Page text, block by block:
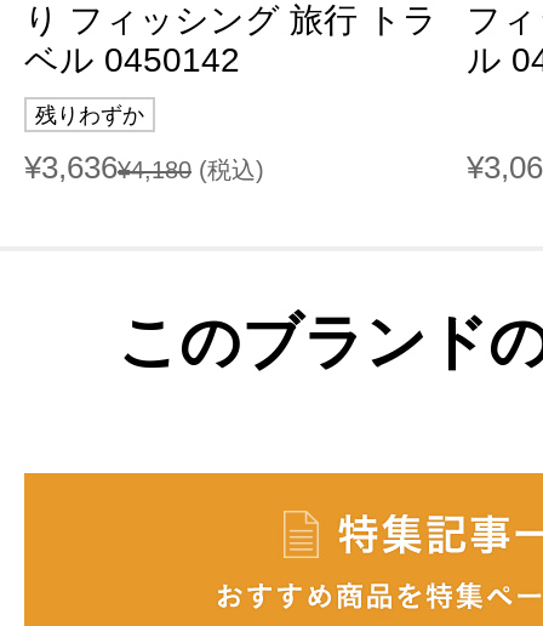
り フィッシング 旅行 トラ
ベル 0450142
残りわずか
¥3,636¥4,180 (税込)
フ
ル
このブランド